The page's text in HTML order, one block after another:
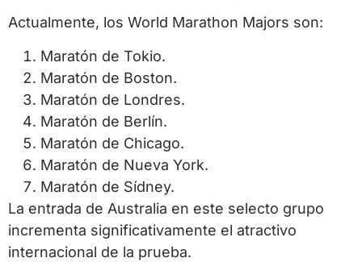
Actualmente, los World Marathon Majors son:
Maratón de Tokio.
Maratón de Boston.
Maratón de Londres.
Maratón de Berlín.
Maratón de Chicago.
Maratón de Nueva York.
Maratón de Sídney.
La entrada de Australia en este selecto grupo
incrementa significativamente el atractivo
internacional de la prueba.